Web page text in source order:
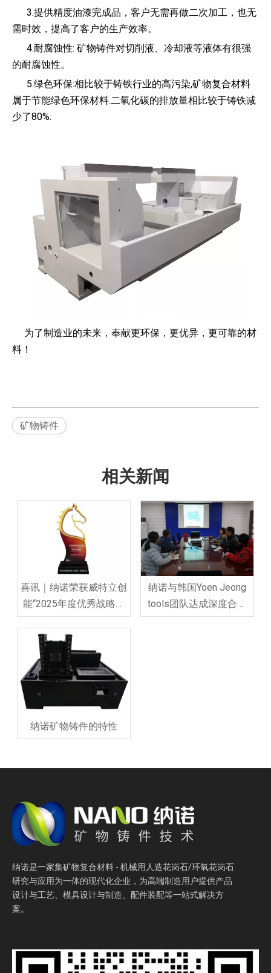
3.提供精度油漆完成品，客户无需再做二次加工，也无
需时效，提高了客户的生产效率。
4.耐腐蚀性: 矿物铸件对切削液、冷却液等液体有很强
的耐腐蚀性。
5.绿色环保:相比较于铸铁行业的高污染,矿物复合材料
属于节能绿色环保材料.二氧化碳的排放量相比较于铸铁减
少了80%.
为了制造业的未来，奉献更环保，更优异，更可靠的材
料！
矿物铸件
相关新闻
喜讯｜纳诺荣获威特立创
能“2025年度优秀战略合
作伙伴”称号
纳诺与韩国Yoen Jeong
tools团队达成深度合作
共识，共拓新材料与机床
纳诺矿物铸件的特性
纳诺是一家集矿物复合材料 - 机械用人造花岗石/环氧花岗石
研究与应用为一体的现代化企业，为高端制造用户提供产品
设计与工艺、模具设计与制造、配件装配等一站式解决方
案。